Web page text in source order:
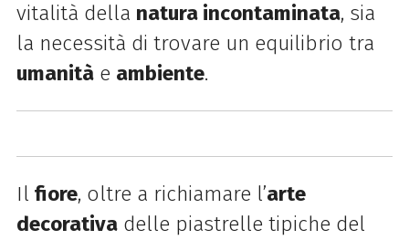
vitalità della natura incontaminata, sia
la necessità di trovare un equilibrio tra
umanitàe ambiente.
Il fiore, oltre a richiamare l’arte
decorativadelle piastrelle tipiche del